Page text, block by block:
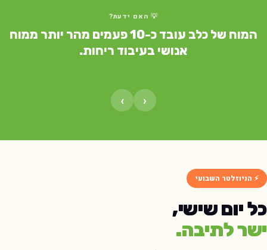
💡 האם ידעת?
המוח של כלב עובד כ-10 פעמים מהר יותר ממוח
אנושי בעיבוד ריחות.
⚡ הניוזלטר השבועי
יום שישי,
לתיבה.